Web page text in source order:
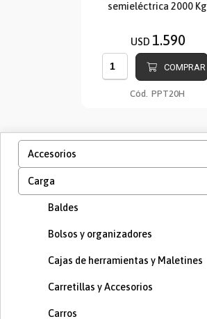
semieléctrica 2000 Kg
USD 1.590
COMPRAR
Cód. PPT20H
Accesorios
Carga
Baldes
Bolsos y organizadores
Cajas de herramientas y Maletines
Carretillas y Accesorios
Carros